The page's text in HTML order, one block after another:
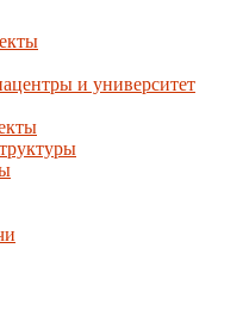
и университет